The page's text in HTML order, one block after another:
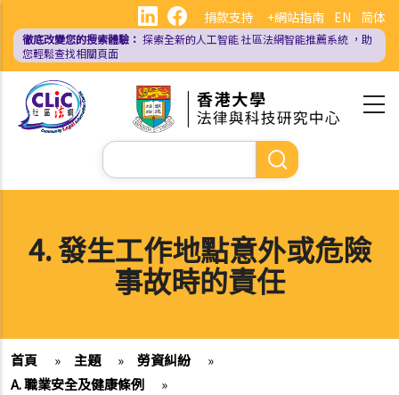
內
EN 简体
捐款支持 +網站指南
徹底改變您的搜索體驗： 探索全新的人工智能社區法網智能推薦系統 ，助
您輕鬆查找相關頁面
Search
4. 發生工作地點意外或危險
事故時的責任
首頁 » 主題 » 勞資糾紛
»
A. 職業安全及健康條例
»